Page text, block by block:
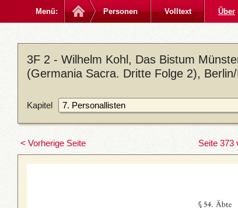
Menü: Personen Volltext Über
3F 2 - Wilhelm Kohl, Das Bistum
(Germania Sacra. Dritte Folge 2),
Kapitel
< Vorherige Seite Seite 373